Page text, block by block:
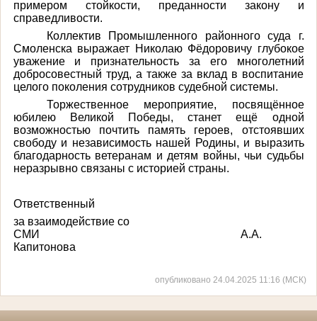
примером стойкости, преданности закону и
справедливости.
Коллектив Промышленного районного суда г.
Смоленска выражает Николаю Фёдоровичу глубокое
уважение и признательность за его многолетний
добросовестный труд, а также за вклад в воспитание
целого поколения сотрудников судебной системы.
Торжественное мероприятие, посвящённое
юбилею Великой Победы, станет ещё одной
возможностью почтить память героев, отстоявших
свободу и независимость нашей Родины, и выразить
благодарность ветеранам и детям войны, чьи судьбы
неразрывно связаны с историей страны.
Ответственный
за взаимодействие со
СМИ А.А.
Капитонова
опубликовано 24.04.2025 11:16 (МСК)